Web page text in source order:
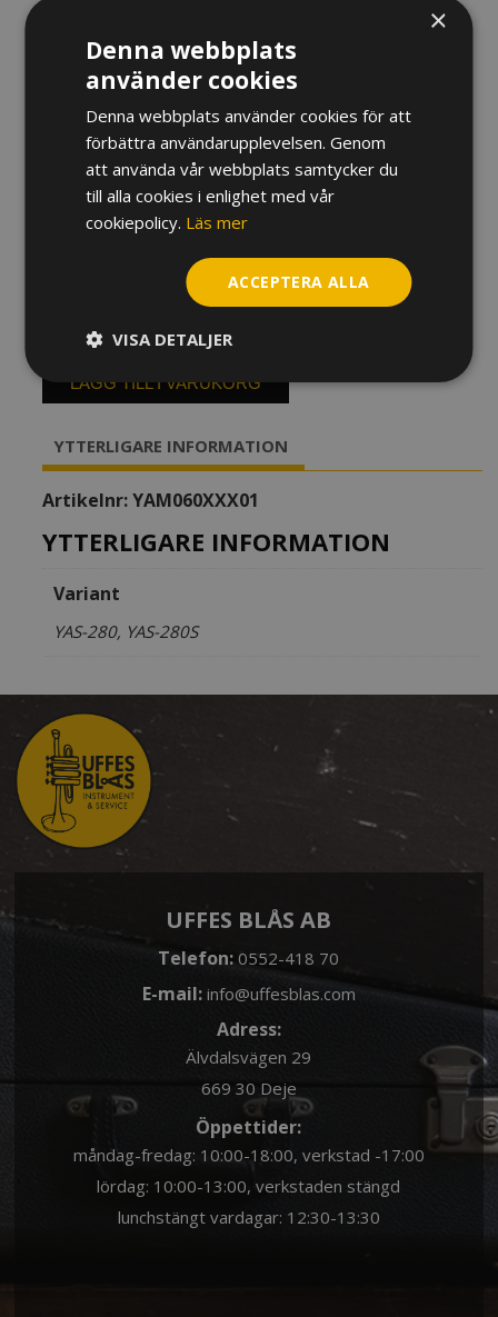
ALTSAXOFON YAMAHA YAS-280
12 550kr– 15 050krPrisintervall:
550 kr
till
Yamaha
280
mängd
LÄGG TILL I VARUKORG
YTTERLIGARE INFORMATION
Artikelnr:YAM060XXX01
YTTERLIGARE INFORMATION
Variant
YAS-280, YAS-280S
UFFES BLÅS AB
Telefon: 0552-418 70
E-mail: info@uffesblas.com
Adress:
Älvdalsvägen 29
669 30 Deje
Öppettider:
måndag-fredag: 10:00-18:00, verkstad -17:00
lördag: 10:00-13:00, verkstaden stängd
lunchstängt vardagar: 12:30-13:30
×
Denna webbplats
använder cookies
Denna webbplats använder cookies för att
förbättra användarupplevelsen. Genom
att använda vår webbplats samtycker du
till alla cookies i enlighet med vår
cookiepolicy. Läs mer
ACCEPTERA ALLA
VISA DETALJER